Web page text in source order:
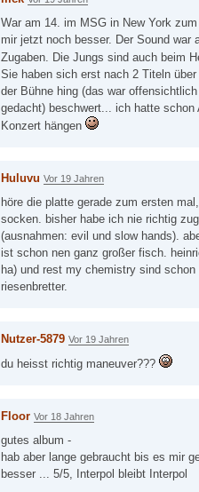
War am 14. im MSG in New York
mir jetzt noch besser. Der Sound war
Zugaben. Die Jungs sind auch beim
Sie haben sich erst nach 2 Titeln
der Bühne hing (das war
gedacht) beschwert... ich hatte
Konzert hängen
Huluvu Vor 19 Jahren
höre die platte gerade zum ersten
socken. bisher habe ich nie richtig
(ausnahmen: evil und slow hands).
ist schon nen ganz großer fisch.
ha) und rest my chemistry sind
riesenbretter.
Nutzer-5879 Vor 19 Jahren
du heisst richtig maneuver???
Floor Vor 18 Jahren
gutes album -
hab aber lange gebraucht bis es mir
besser ... 5/5, Interpol bleibt Interpol